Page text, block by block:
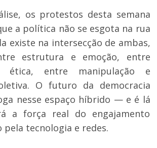
os protestos desta semana
a política não se esgota na rua
existe na intersecção de ambas,
estrutura e emoção, entre
ética, entre manipulação e
O futuro da democracia
nesse espaço híbrido — e é lá
a força real do engajamento
pela tecnologia e redes.